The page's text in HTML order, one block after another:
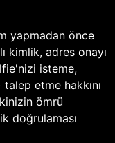
yapmadan önce
kimlik, adres onayı
isteme,
etme hakkını
ömrü
doğrulaması